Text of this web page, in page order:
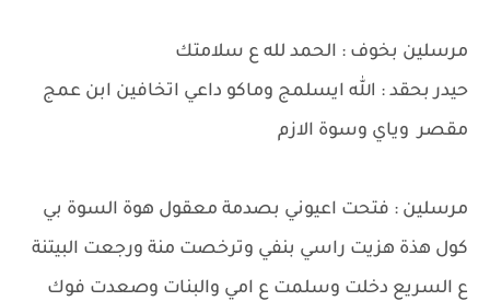
مرسلين بخوف : الحمد لله ع سلامتك
حيدر بحقد : الله ايسلمج وماكو داعي اتخافين ابن عمج
مقصر وياي وسوة الازم
مرسلين : فتحت اعيوني بصدمة معقول هوة السوة بي
كول هذة هزيت راسي بنفي وترخصت منة ورجعت البيتنة
ع السريع دخلت وسلمت ع امي والبنات وصعدت فوك